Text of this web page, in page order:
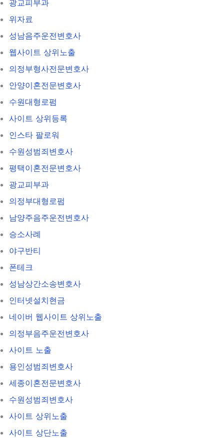
광교피부과
위자료
성남음주운전변호사
웹사이트 상위노출
의정부형사전문변호사
안양이혼전문변호사
수원대형로펌
사이트 상위등록
인스타 팔로워
수원성범죄변호사
평택이혼전문변호사
광교피부과
의정부대형로펌
남양주음주운전변호사
승소사례
야구반티
폰테크
성남상간소송변호사
인터넷설치현금
네이버 웹사이트 상위노출
의정부음주운전변호사
사이트 노출
용인성범죄변호사
세종이혼전문변호사
수원성범죄변호사
사이트 상위노출
사이트 상단노출